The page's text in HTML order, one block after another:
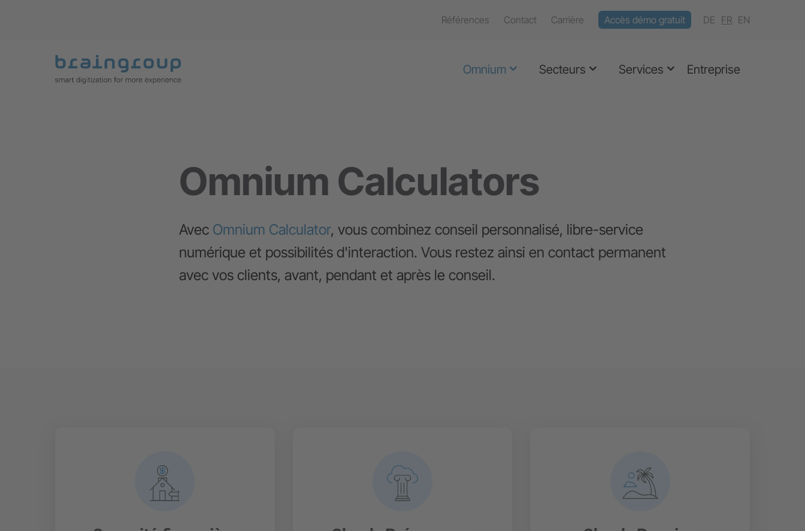
Références Contact Carrière Accès démo gratuit DE FR EN
Omnium Secteurs Services Entreprise
Omnium Calculators
Avec Omnium Calculator, vous combinez conseil personnalisé, libre-service
numérique et possibilités d'interaction. Vous restez ainsi en contact permanent
avec vos clients, avant, pendant et après le conseil.